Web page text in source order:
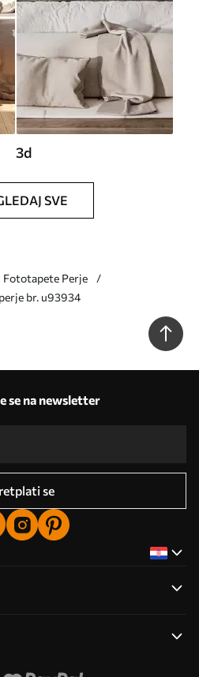
3d
SVE
Fototapete Perje
br. u93934
se na newsletter
se